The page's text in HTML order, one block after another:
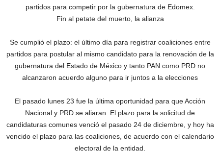
partidos para competir por la gubernatura de Edomex.
Fin al petate del muerto, la alianza
Se cumplió el plazo: el último día para registrar coaliciones entre
partidos para postular al mismo candidato para la renovación de la
gubernatura del Estado de México y tanto PAN como PRD no
alcanzaron acuerdo alguno para ir juntos a la elecciones
El pasado lunes 23 fue la última oportunidad para que Acción
Nacional y PRD se aliaran. El plazo para la solicitud de
candidaturas comunes venció el pasado 24 de diciembre, y hoy ha
vencido el plazo para las coaliciones, de acuerdo con el calendario
electoral de la entidad.